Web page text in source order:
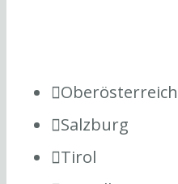
Oberösterreich
Salzburg
Tirol